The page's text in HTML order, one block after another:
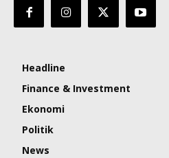
Headline
Finance & Investment
Ekonomi
Politik
News